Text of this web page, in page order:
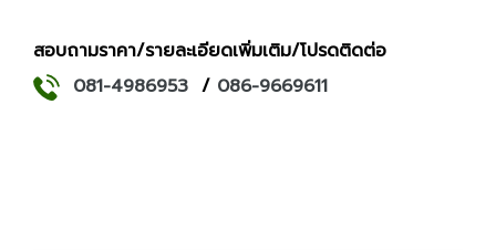
สอบถามราคา/รายละเอียดเพิ่มเติม/โปรดติดต่อ
081-4986953 / 086-9669611